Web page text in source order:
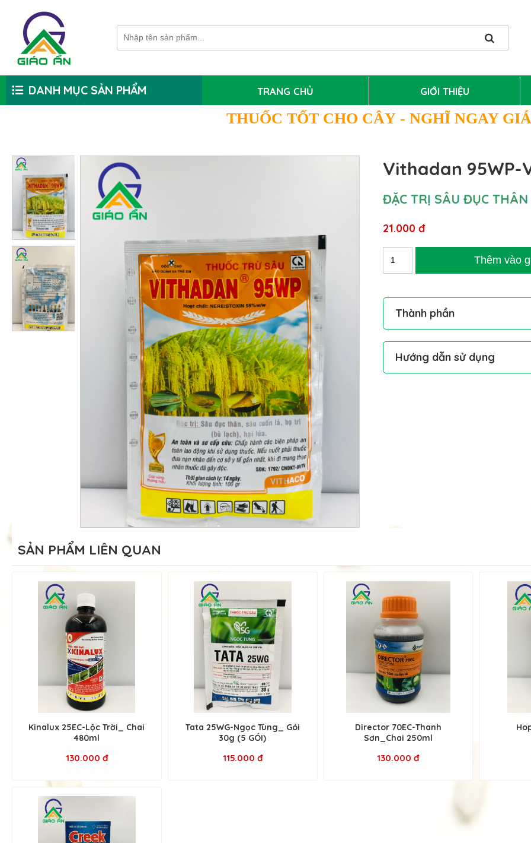
DANH MỤC SẢN PHẨM TRANG CHỦ GIỚI THIỆU
THUỐC TỐT CHO CÂY - NGHĨ NGAY
Vithadan 95WP-
ĐẶC TRỊ SÂU ĐỤC
21.000 đ
Thành phần
Nereistoxin: 95% w/w
Hướng dẫn sử dụng
Pha 40-50g/ bình 25L nước
SẢN PHẨM LIÊN QUAN
Kinalux 25EC-Lộc Trời_ Chai
480ml
130.000 đ
Tata 25WG-Ngọc Tùng_ Gói
30g (5 GÓI)
115.000 đ
Director 70EC-Thanh
Sơn_Chai 250ml
130.000 đ